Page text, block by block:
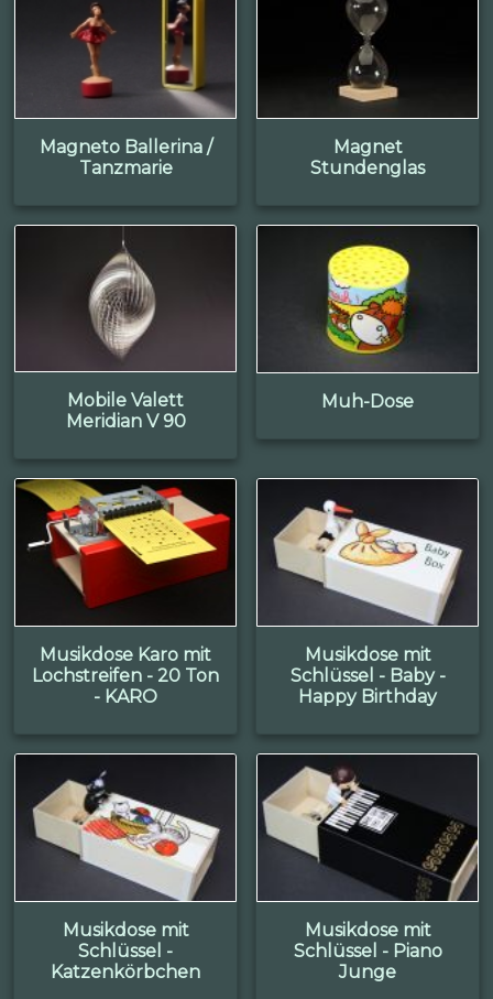
Magneto Ballerina /
Tanzmarie
Magnet
Stundenglas
Mobile Valett
Meridian V 90
Muh-Dose
Musikdose Karo mit
Lochstreifen - 20 Ton
- KARO
Musikdose mit
Schlüssel - Baby -
Happy Birthday
Musikdose mit
Schlüssel -
Katzenkörbchen
Musikdose mit
Schlüssel - Piano
Junge